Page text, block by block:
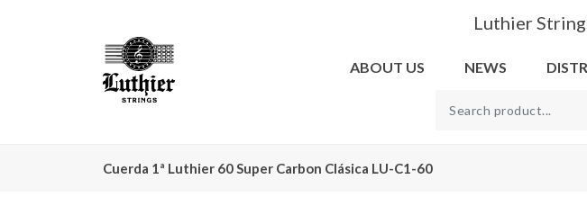
Luthier
ABOUT US NEWS
Cuerda 1ª Luthier 60 Super Carbon Clásica LU-C1-60